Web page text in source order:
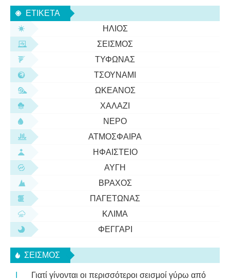
συνέβαλαν στους 750.000 θανάτους που
αποδίδονται σε σεισμούς κατά την περίοδο 1996 έ
ΕΤΙΚΈΤΑ
ΉΛΙΟΣ
ΣΕΙΣΜΌΣ
ΤΥΦΏΝΑΣ
ΤΣΟΥΝΆΜΙ
ΩΚΕΑΝΌΣ
ΧΑΛΆΖΙ
ΝΕΡΌ
ΑΤΜΌΣΦΑΙΡΑ
ΗΦΑΊΣΤΕΙΟ
ΑΥΓΉ
ΒΡΆΧΟΣ
ΠΑΓΕΤΏΝΑΣ
ΚΛΊΜΑ
ΦΕΓΓΆΡΙ
ΣΕΙΣΜΌΣ
Γιατί γίνονται οι περισσότεροι σεισμοί γύρω από